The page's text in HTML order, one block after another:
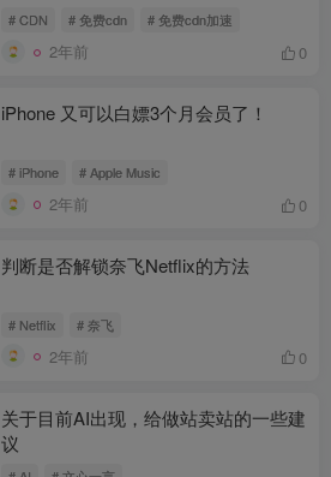
# CDN # 免费cdn # 免费cdn加速
2年前 0
iPhone 又可以白嫖3个月会员了！
# iPhone # Apple Music
2年前 0
判断是否解锁奈飞Netflix的方法
# Netflix # 奈飞
2年前 0
关于目前AI出现，给做站卖站的一些建
议